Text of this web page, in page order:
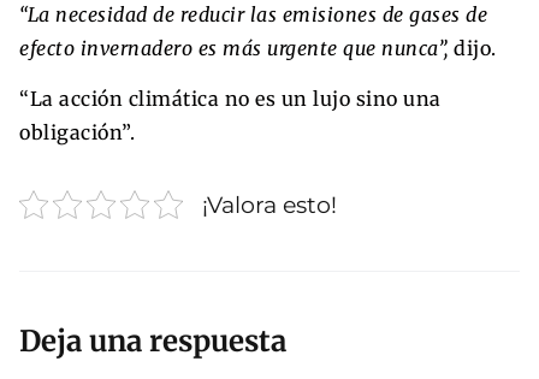
“La necesidad de reducir las emisiones de gases de
efecto invernadero es más urgente que nunca”, dijo.
“La acción climática no es un lujo sino una
obligación”.
¡Valora esto!
Deja una respuesta